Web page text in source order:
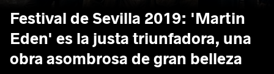
Festival de Sevilla 2019: 'Martin
Eden' es la justa triunfadora, una
obra asombrosa de gran belleza